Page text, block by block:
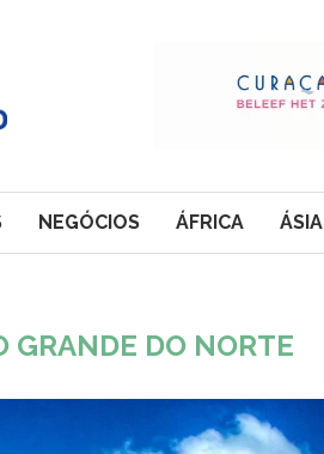
NEGÓCIOS ÁFRICA ÁSIA
GRANDE DO NORTE